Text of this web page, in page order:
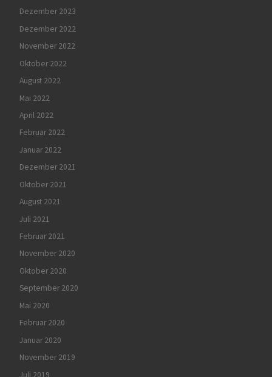
Dezember 2023
Dezember 2022
November 2022
Oktober 2022
August 2022
Mai 2022
April 2022
Februar 2022
Januar 2022
Dezember 2021
Oktober 2021
August 2021
Juli 2021
Februar 2021
November 2020
Oktober 2020
September 2020
Mai 2020
Februar 2020
Januar 2020
November 2019
Juli 2019